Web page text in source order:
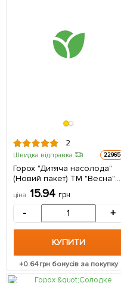
2
Швидка відправка 22965
Горох "Дитяча насолода"
(Новий пакет) ТМ "Весна"
ціна 15.94 грн
- +
КУПИТИ
+0.64грн бонусів за покупку